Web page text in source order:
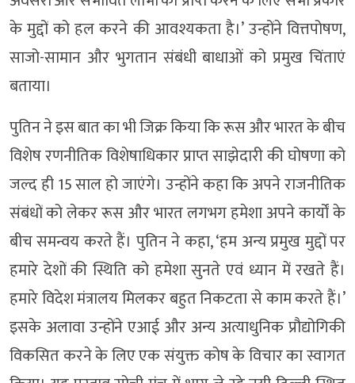
के मुद्दों को हल करने की आवश्यकता है।’ उन्होंने वित्तपोषण,
साजो-सामान और भुगतान संबंधी बाधाओं को प्रमुख चिंताएं
बताया।
पुतिन ने इस बात का भी जिक्र किया कि रूस और भारत के बीच
विशेष रणनीतिक विशेषाधिकार प्राप्त साझेदारी की घोषणा को
जल्द ही 15 साल हो जाएंगे। उन्होंने कहा कि अपने राजनीतिक
संबंधों को लेकर रूस और भारत लगभग हमेशा अपने कार्यों के
बीच समन्वय करते हैं। पुतिन ने कहा, ‘हम अन्य प्रमुख मुद्दों पर
हमारे देशों की स्थिति को हमेशा सुनते एवं ध्यान में रखते हैं।
हमारे विदेश मंत्रालय मिलकर बहुत निकटता से काम करते हैं।’
इसके अलावा उन्होंने एआई और अन्य अत्याधुनिक प्रौद्योगिकी
विकसित करने के लिए एक संयुक्त कोष के विचार का स्वागत